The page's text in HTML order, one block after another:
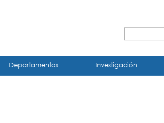
de
Departamentos Investigación